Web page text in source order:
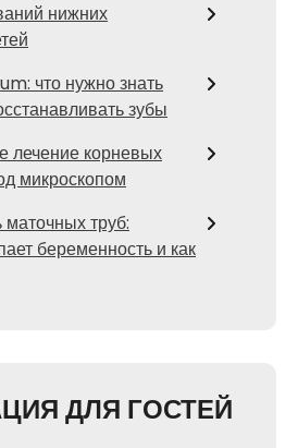
нижних
что нужно знать
зубы
лечение корневых
микроскопом
труб:
беременность и как
ДЛЯ ГОСТЕЙ